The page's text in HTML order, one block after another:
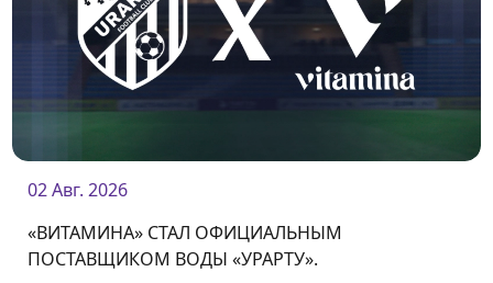
02 Авг. 2026
«ВИТАМИНА» СТАЛ ОФИЦИАЛЬНЫМ
ПОСТАВЩИКОМ ВОДЫ «УРАРТУ».